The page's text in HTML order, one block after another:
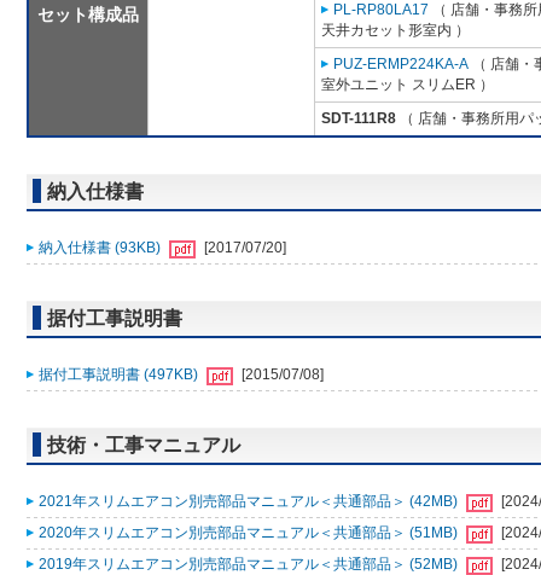
セット構成品
PL-RP80LA17 （ 店舗・事務
天井カセット形室内 ）
PUZ-ERMP224KA-A （ 店舗
室外ユニット スリムER ）
SDT-111R8 （ 店舗・事務所用
納入仕様書
納入仕様書 (93KB) [2017/07/20]
据付工事説明書
据付工事説明書 (497KB) [2015/07/08]
技術・工事マニュアル
2021年スリムエアコン別売部品マニュアル＜共通部品＞ (42MB)
2020年スリムエアコン別売部品マニュアル＜共通部品＞ (51MB)
2019年スリムエアコン別売部品マニュアル＜共通部品＞ (52MB)